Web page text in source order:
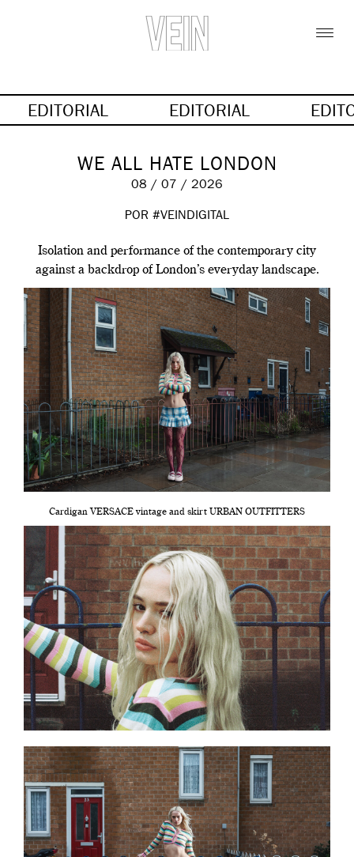
EDITORIAL EDITORIAL
WE ALL HATE LONDON
08 / 07 / 2026
POR #VEINDIGITAL
Isolation and performance of the contemporary city
against a backdrop of London’s everyday landscape.
Cardigan VERSACE vintage and skirt URBAN OUTFITTERS